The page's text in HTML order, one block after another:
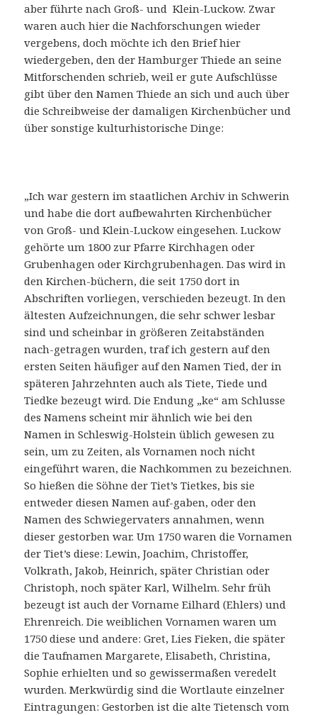
aber führte nach Groß- und Klein-Luckow. Zwar
waren auch hier die Nachforschungen wieder
vergebens, doch möchte ich den Brief hier
wiedergeben, den der Hamburger Thiede an seine
Mitforschenden schrieb, weil er gute Aufschlüsse
gibt über den Namen Thiede an sich und auch über
die Schreibweise der damaligen Kirchenbücher und
über sonstige kulturhistorische Dinge:
„Ich war gestern im staatlichen Archiv in Schwerin
und habe die dort aufbewahrten Kirchenbücher
von Groß- und Klein-Luckow eingesehen. Luckow
gehörte um 1800 zur Pfarre Kirchhagen oder
Grubenhagen oder Kirchgrubenhagen. Das wird in
den Kirchen-büchern, die seit 1750 dort in
Abschriften vorliegen, verschieden bezeugt. In den
ältesten Aufzeichnungen, die sehr schwer lesbar
sind und scheinbar in größeren Zeitabständen
nach-getragen wurden, traf ich gestern auf den
ersten Seiten häufiger auf den Namen Tied, der in
späteren Jahrzehnten auch als Tiete, Tiede und
Tiedke bezeugt wird. Die Endung „ke“ am Schlusse
des Namens scheint mir ähnlich wie bei den
Namen in Schleswig-Holstein üblich gewesen zu
sein, um zu Zeiten, als Vornamen noch nicht
eingeführt waren, die Nachkommen zu bezeichnen.
So hießen die Söhne der Tiet’s Tietkes, bis sie
entweder diesen Namen auf-gaben, oder den
Namen des Schwiegervaters annahmen, wenn
dieser gestorben war. Um 1750 waren die Vornamen
der Tiet’s diese: Lewin, Joachim, Christoffer,
Volkrath, Jakob, Heinrich, später Christian oder
Christoph, noch später Karl, Wilhelm. Sehr früh
bezeugt ist auch der Vorname Eilhard (Ehlers) und
Ehrenreich. Die weiblichen Vornamen waren um
1750 diese und andere: Gret, Lies Fieken, die später
die Taufnamen Margarete, Elisabeth, Christina,
Sophie erhielten und so gewissermaßen veredelt
wurden. Merkwürdig sind die Wortlaute einzelner
Eintragungen: Gestorben ist die alte Tietensch vom